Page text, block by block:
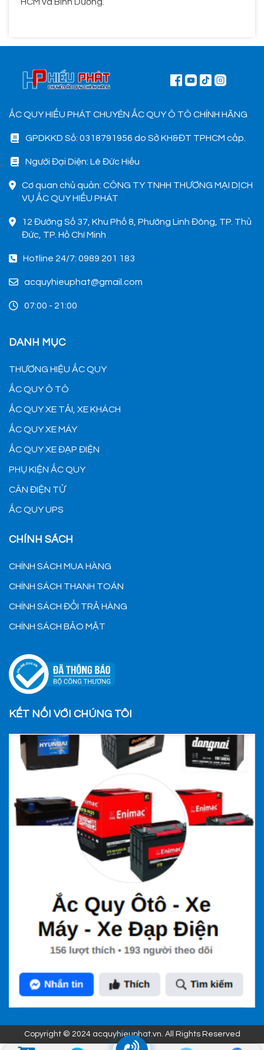
ẮC QUY HIẾU PHÁT CHUYÊN ẮC QUY Ô TÔ CHÍNH HÃNG
GPDKKD Số: 0318791956 do Sở KH&ĐT TPHCM cấp.
Người Đại Diện: Lê Đức Hiếu
Cơ quan chủ quản: CÔNG TY TNHH THƯƠNG MẠI DỊCH
VỤ ẮC QUY HIẾU PHÁT
12 Đường Số 37, Khu Phố 8, Phường Linh Đông, TP. Thủ
Đức, TP. Hồ Chí Minh
Hotline 24/7: 0989 201 183
acquyhieuphat@gmail.com
07:00 - 21:00
DANH MỤC
THƯƠNG HIỆU ẮC QUY
ẮC QUY Ô TÔ
ẮC QUY XE TẢI, XE KHÁCH
ẮC QUY XE MÁY
ẮC QUY XE ĐẠP ĐIỆN
PHỤ KIỆN ẮC QUY
CÂN ĐIỆN TỬ
ẮC QUY UPS
CHÍNH SÁCH
CHÍNH SÁCH MUA HÀNG
CHÍNH SÁCH THANH TOÁN
CHÍNH SÁCH ĐỔI TRẢ HÀNG
CHÍNH SÁCH BẢO MẬT
KẾT NỐI VỚI CHÚNG TÔI
Copyright © 2024 acquyhieuphat.vn. All Rights Reserved